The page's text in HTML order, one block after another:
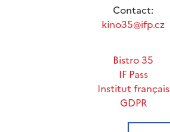
Contact:
kino35@ifp.cz
Bistro 35
IF Pass
Institut français
GDPR